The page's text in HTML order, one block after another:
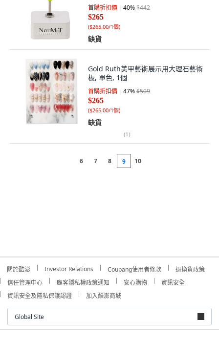
首購折扣價 40%$442
$265
($265.00/1個)
缺貨
Gold Ruth美甲藝術展示用大理石藝術
板, 單色, 1個
首購折扣價 47%$509
$265
($265.00/1個)
缺貨
(1)
6 7 8 9 10
關於酷澎 Investor Relations Coupang使用者條款
退換貨政策
信任管理中心
顧客隱私權政策通知 安心購物
資訊安全
資訊安全及隱私保護認證
加入酷澎商城
Global Site